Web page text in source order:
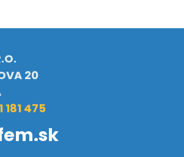
20
181 475